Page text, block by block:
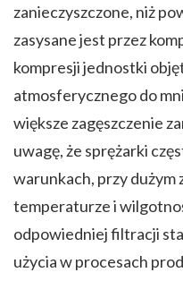
zanieczyszczone, niż
zasysane jest przez
kompresji jednostki
atmosferycznego do
większe zagęszczenie
uwagę, że sprężarki
warunkach, przy dużym
temperaturze i
odpowiedniej filtracji
użycia w procesach